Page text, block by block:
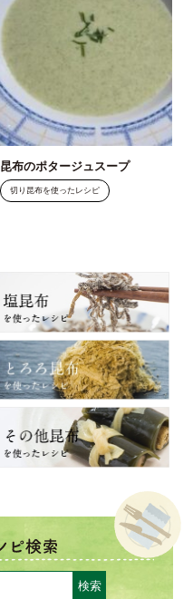
昆布のポタージュスープ
切り昆布を使ったレシピ